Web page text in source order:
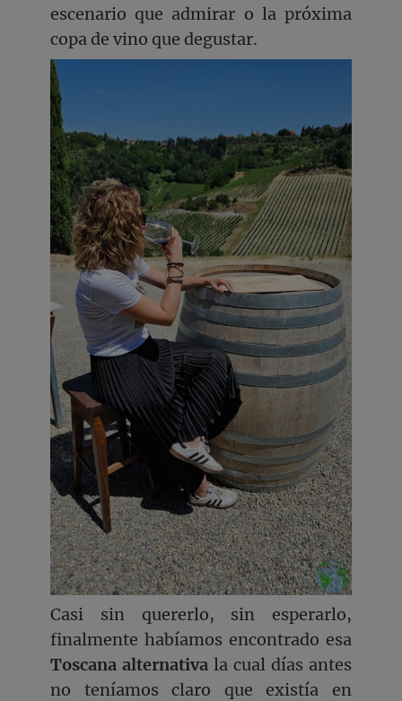
escenario que admirar o la próxima
copa de vino que degustar.
Casi sin quererlo, sin esperarlo,
finalmente habíamos encontrado esa
Toscana alternativa la cual días antes
no teníamos claro que existía en